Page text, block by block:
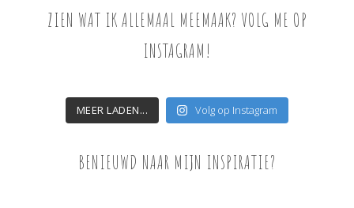
ZIEN WAT IK ALLEMAAL MEEMAAK? VOLG ME OP
INSTAGRAM!
MEER LADEN... Volg op Instagram
BENIEUWD NAAR MIJN INSPIRATIE?